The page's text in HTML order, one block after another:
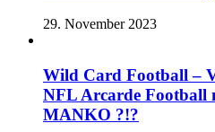
29. November 2023
Wild Card Football –
NFL Arcarde Football
MANKO ?!?